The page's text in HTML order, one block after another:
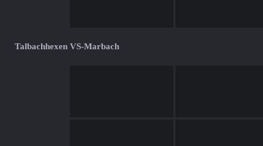
Talbachhexen VS-Marbach